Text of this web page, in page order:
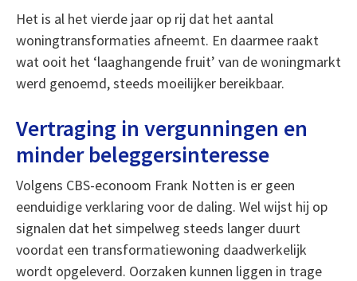
Het is al het vierde jaar op rij dat het aantal
woningtransformaties afneemt. En daarmee raakt
wat ooit het ‘laaghangende fruit’ van de woningmarkt
werd genoemd, steeds moeilijker bereikbaar.
Vertraging in vergunningen en
minder beleggersinteresse
Volgens CBS-econoom Frank Notten is er geen
eenduidige verklaring voor de daling. Wel wijst hij op
signalen dat het simpelweg steeds langer duurt
voordat een transformatiewoning daadwerkelijk
wordt opgeleverd. Oorzaken kunnen liggen in trage